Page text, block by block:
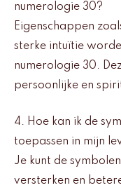
numerologie 30?
Eigenschappen
sterke intuïtie
numerologie 30.
persoonlijke en
4. Hoe kan ik de
toepassen in mijn
Je kunt de
versterken en